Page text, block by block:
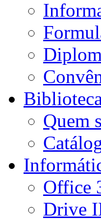
Quem
Office
Drive